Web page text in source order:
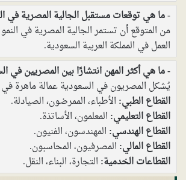
ما هي توقعات مستقبل الجالية المصرية في
من المتوقع أن تستمر الجالية المصرية في
العمل في المملكة العربية السعودية.
ما هي أكثر المهن انتشارًا بين المصريين في
يُشكل المصريون في السعودية عمالة ماهرة
القطاع الطبي: الأطباء، الممرضون، الصيادلة.
القطاع التعليمي: المعلمون، الأساتذة.
القطاع الهندسي: المهندسون، الفنيون.
القطاع المالي: المصرفيون، المحاسبون.
القطاعات الخدمية: التجارة، البناء، النقل.